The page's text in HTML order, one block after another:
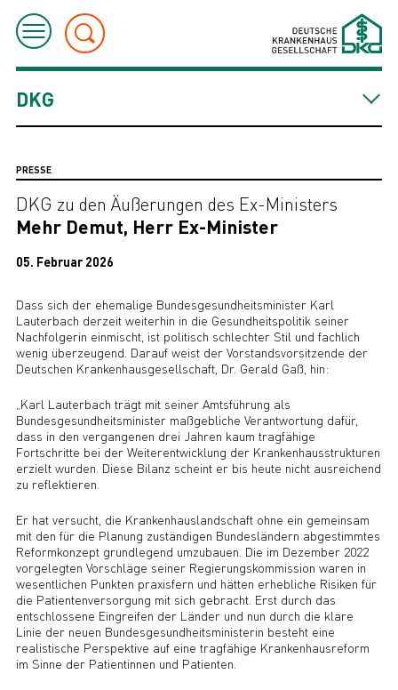
DKG
PRESSE
DKG zu den Äußerungen des Ex-Ministers
Mehr Demut, Herr Ex-Minister
05. Februar 2026
Dass sich der ehemalige Bundesgesundheitsminister Karl
Lauterbach derzeit weiterhin in die Gesundheitspolitik seiner
Nachfolgerin einmischt, ist politisch schlechter Stil und fachlich
wenig überzeugend. Darauf weist der Vorstandsvorsitzende der
Deutschen Krankenhausgesellschaft, Dr. Gerald Gaß, hin:
„Karl Lauterbach trägt mit seiner Amtsführung als
Bundesgesundheitsminister maßgebliche Verantwortung dafür,
dass in den vergangenen drei Jahren kaum tragfähige
Fortschritte bei der Weiterentwicklung der Krankenhausstrukturen
erzielt wurden. Diese Bilanz scheint er bis heute nicht ausreichend
zu reflektieren.
Er hat versucht, die Krankenhauslandschaft ohne ein gemeinsam
mit den für die Planung zuständigen Bundesländern abgestimmtes
Reformkonzept grundlegend umzubauen. Die im Dezember 2022
vorgelegten Vorschläge seiner Regierungskommission waren in
wesentlichen Punkten praxisfern und hätten erhebliche Risiken für
die Patientenversorgung mit sich gebracht. Erst durch das
entschlossene Eingreifen der Länder und nun durch die klare
Linie der neuen Bundesgesundheitsministerin besteht eine
realistische Perspektive auf eine tragfähige Krankenhausreform
im Sinne der Patientinnen und Patienten.